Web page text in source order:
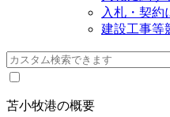
入札・契約
建設工事等
苫小牧港の概要